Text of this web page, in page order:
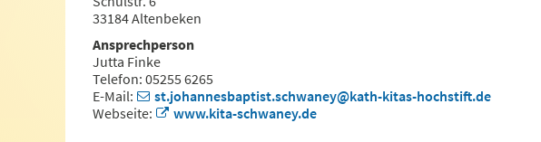
33184 Altenbeken
Ansprechperson
Jutta Finke
Telefon: 05255 6265
E-Mail:
st.johannesbaptist.schwaney@kath-kitas-hochstift.de
Webseite:
www.kita-schwaney.de